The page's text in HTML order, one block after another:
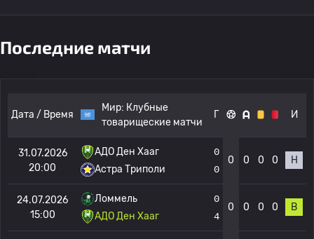
Последние матчи
Дата / Время
Мир: Клубные
товарищеские матчи
Г И
31.07.2026
20:00
АДО Ден Хааг
Астра Триполи
0
0
0 0 0 0 Н
24.07.2026
15:00
Ломмель
АДО Ден Хааг
0
4
0 0 0 0 В